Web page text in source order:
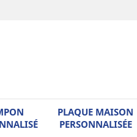
PLAQUE MAISON
PERSONNALISÉE